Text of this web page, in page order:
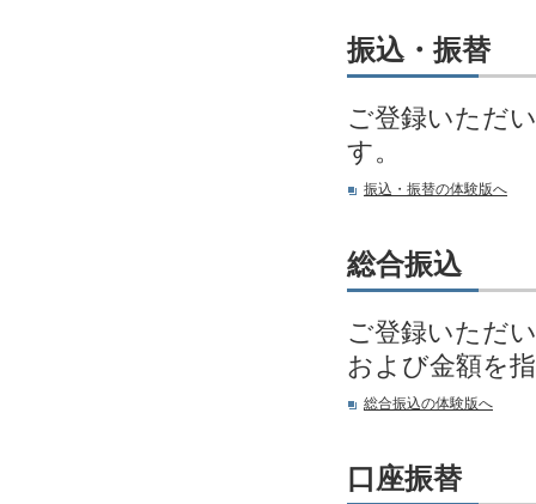
振込・振替
ご登録いただ
す。
振込・振替の体験版へ
総合振込
ご登録いただ
および金額を
総合振込の体験版へ
口座振替